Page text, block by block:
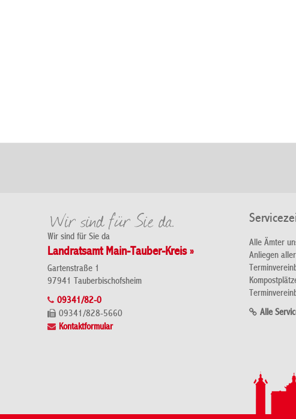
Wir sind für Sie da
Landratsamt Main-Tauber-Kreis »
Gartenstraße 1
97941 Tauberbischofsheim
09341/82-0
09341/828-5660
Kontaktformular
Alle Ämter
Anliegen
Alle